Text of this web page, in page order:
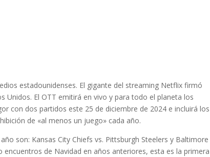
estadounidenses. El gigante del streaming Netflix firmó
Unidos. El OTT emitirá en vivo y para todo el planeta los
con dos partidos este 25 de diciembre de 2024 e incluirá los
de «al menos un juego» cada año.
son: Kansas City Chiefs vs. Pittsburgh Steelers y Baltimore
encuentros de Navidad en años anteriores, esta es la primera